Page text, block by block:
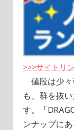
>>>サイトリ
値段は少々
も、群を抜
す。「
ンナップに